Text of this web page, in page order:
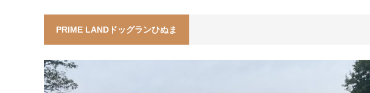
PRIME LANDドッグランひぬま